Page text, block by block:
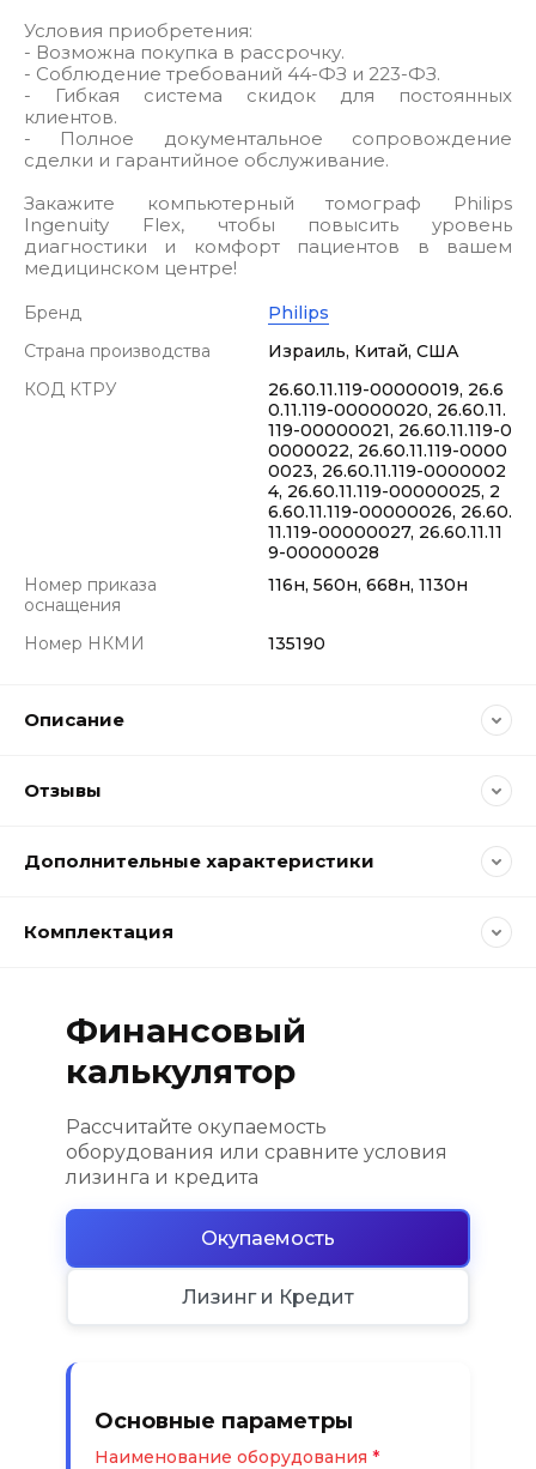
Условия приобретения:
- Возможна покупка в рассрочку.
- Соблюдение требований 44-ФЗ и 223-ФЗ.
- Гибкая система скидок для постоянных
клиентов.
- Полное документальное сопровождение
сделки и гарантийное обслуживание.
Закажите компьютерный томограф Philips
Ingenuity Flex, чтобы повысить уровень
диагностики и комфорт пациентов в вашем
медицинском центре!
Бренд
Philips
Страна производства
Израиль, Китай, США
КОД КТРУ
26.60.11.119-00000019, 26.6
0.11.119-00000020, 26.60.11.
119-00000021, 26.60.11.119-0
0000022, 26.60.11.119-0000
0023, 26.60.11.119-0000002
4, 26.60.11.119-00000025, 2
6.60.11.119-00000026, 26.60.
11.119-00000027, 26.60.11.11
9-00000028
Номер приказа
оснащения
116н, 560н, 668н, 1130н
Номер НКМИ 135190
Описание
Отзывы
Дополнительные характеристики
Комплектация
Финансовый
калькулятор
Рассчитайте окупаемость
оборудования или сравните условия
лизинга и кредита
Окупаемость
Лизинг и Кредит
Основные параметры
Наименование оборудования